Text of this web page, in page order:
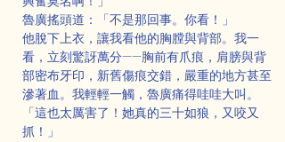
魯廣搖頭道：「不是那回事。你看！」
他脫下上衣，讓我看他的胸膛與背部。我一
看，立刻驚訝萬分——胸前有爪痕，肩膀與背
部密布牙印，新舊傷痕交錯，嚴重的地方甚至
滲著血。我輕輕一觸，魯廣痛得哇哇大叫。
「這也太厲害了！她真的三十如狼，又咬又
抓！」